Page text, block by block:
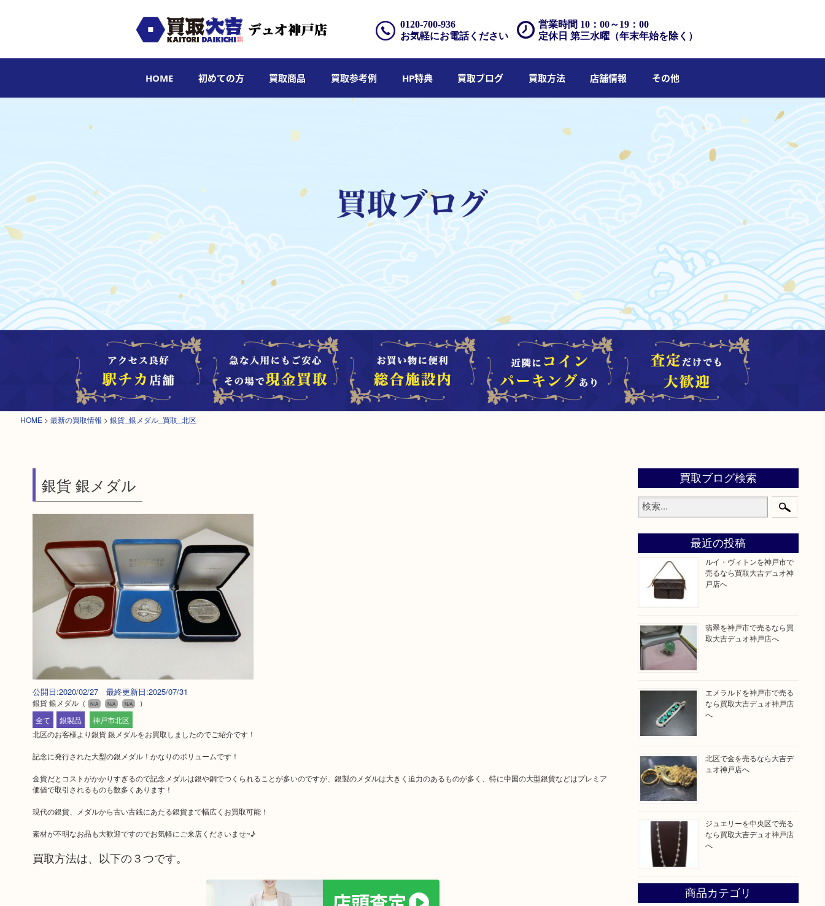
営業時間 10：00～19：00
定休日 第三水曜（年末年始を除く）
0120-700-936
お気軽にお電話ください
HOME 初めての方 買取商品 買取参考例 HP特典 買取ブログ 買取方法 店舗情報 その他
HOME > 最新の買取情報 > 銀貨_銀メダル_買取_北区
銀貨 銀メダル
公開日:2020/02/27 最終更新日:2025/07/31
銀貨 銀メダル（ N/A N/A N/A
）
全て
銀製品
神戸市北区
北区のお客様より銀貨 銀メダルをお買取しましたのでご紹介です！
記念に発行された大型の銀メダル！かなりのボリュームです！
金貨だとコストがかかりすぎるので記念メダルは銀や銅でつくられることが多いのですが、銀製のメダルは大きく迫力のあるものが多く、特に中国の大型銀貨などはプレミア
価値で取引されるものも数多くあります！
現代の銀貨、メダルから古い古銭にあたる銀貨まで幅広くお買取可能！
素材が不明なお品も大歓迎ですのでお気軽にご来店くださいませ~♪
買取方法は、以下の３つです。
買取ブログ検索
最近の投稿
ルイ・ヴィトンを神戸市で
売るなら買取大吉デュオ神
戸店へ
翡翠を神戸市で売るなら買
取大吉デュオ神戸店へ
エメラルドを神戸市で売る
なら買取大吉デュオ神戸店
へ
北区で金を売るなら大吉デ
ュオ神戸店へ
ジュエリーを中央区で売る
なら買取大吉デュオ神戸店
へ
商品カテゴリ